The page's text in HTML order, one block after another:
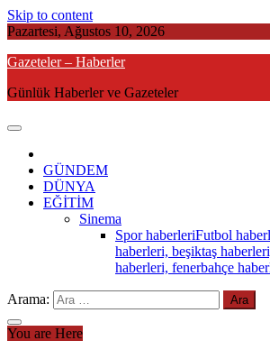
Skip to content
Pazartesi, Ağustos 10, 2026
Gazeteler – Haberler
Günlük Haberler ve Gazeteler
GÜNDEM
DÜNYA
EĞİTİM
Sinema
Spor haberleriFutbol
haberleri, beşiktaş
haberleri, fenerbahçe
Arama:
You are Here